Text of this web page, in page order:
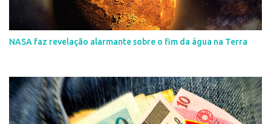
NASA faz revelação alarmante sobre o fim da água na Terra